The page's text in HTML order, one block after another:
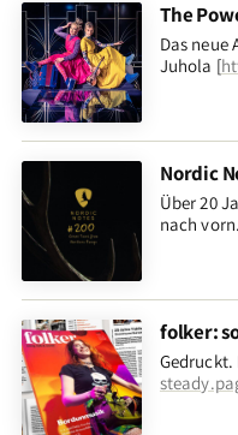
The
Das neue
Juhola [
Nordic
Über 20
nach vorn.
folker: